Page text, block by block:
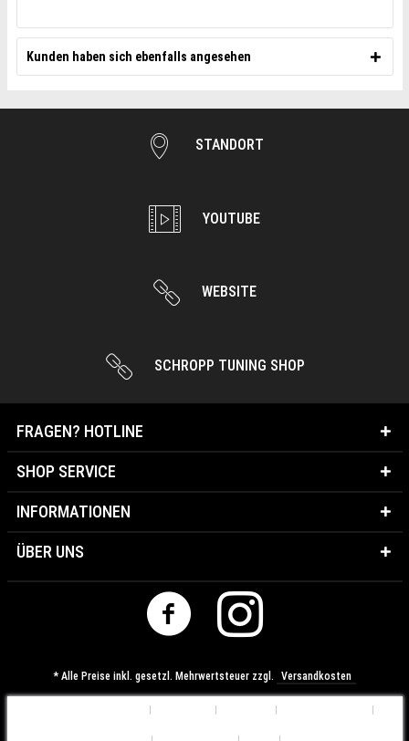
Kunden haben sich ebenfalls angesehen
STANDORT
YOUTUBE
WEBSITE
SCHROPP TUNING SHOP
FRAGEN? HOTLINE
SHOP SERVICE
INFORMATIONEN
ÜBER UNS
* Alle Preise inkl. gesetzl. Mehrwertsteuer zzgl. Versandkosten